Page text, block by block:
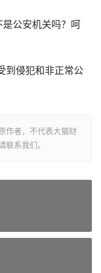
公安机关吗？呵
到侵犯和非正常公
作者，不代表大猫财
系我们。